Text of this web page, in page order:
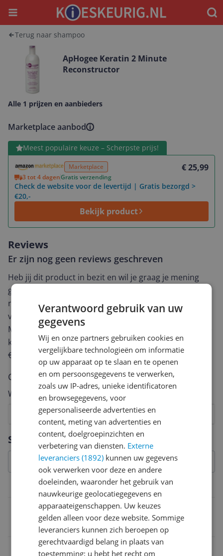
Menu
Terug naar shampoo
ApHogee Keratin 2 Minute
Reconstructor
Alle 1 prijzen en aanbieders
Marketplace aanbod
Meest populaire keuze – Scherpste prijs!
Marketplace € 25,99
3 tot 4 dagenGratis verzending
Check de website voor de levertijd | Gratis bezorgd >
€20,-
Bekijk product
Bekijk product
Specificaties
Belangrijkste kenmerken
0015228135113
Reviews
Er zijn nog geen reviews geschreven
Heb jij dit product in bezit en wil je graag je mening
geven? Start dan hieronder met het schrijven van je
review. Afhankelijk van de details duurt het schrijven
van een review gemiddeld tussen de 3 en 10 minuten.
Met jouw mening help je andere bezoekers een betere
keuze te maken én maak je iedere maand kans op
€250,-!
Klik hier voor de actievoorwaarden.
Cijfer
Welk cijfer geef jij dit product?
7
6
5
4
3
2
Vraag 1 van 4
Verantwoord gebruik van uw
gegevens
Wij en onze partners gebruiken cookies en
vergelijkbare technologieën om informatie
op uw apparaat op te slaan en te openen
en om persoonsgegevens te verwerken,
zoals uw IP-adres, unieke identificatoren
en browsegegevens, voor
gepersonaliseerde advertenties en
content, meting van advertenties en
content, doelgroepinzichten en
verbetering van diensten. Externe
leveranciers (1892) kunnen uw gegevens
ook verwerken voor deze en andere
doeleinden, waaronder het gebruik van
nauwkeurige geolocatiegegevens en
apparaateigenschappen. Uw keuzes
gelden alleen voor deze website. Sommige
leveranciers kunnen zich beroepen op
gerechtvaardigd belang in plaats van
toestemming; u hebt het recht om